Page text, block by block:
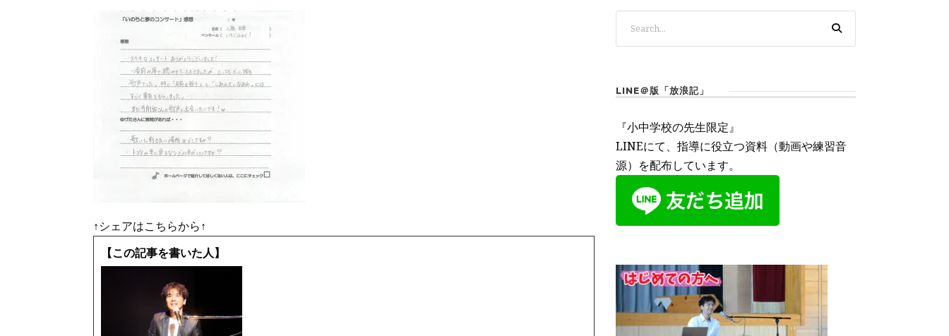
↑シェアはこちらから↑
【この記事を書いた人】
LINE＠版「放浪記」
『小中学校の先生限定』
LINEにて、指導に役立つ資料（動画や練習音
源）を配布しています。